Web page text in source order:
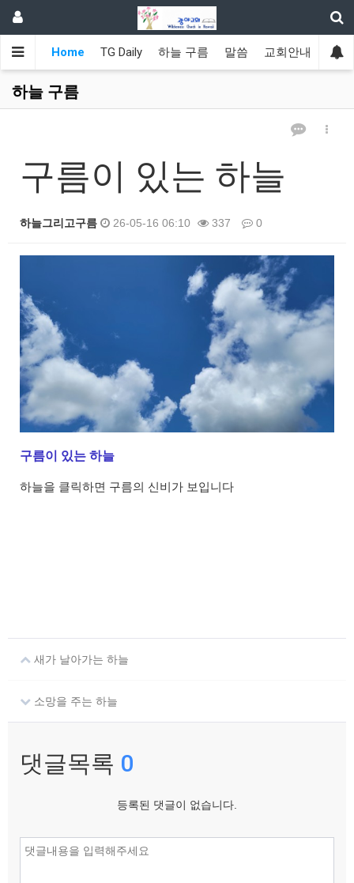
Home TG Daily 하늘 구름 말씀 교회안내 광
하늘 구름
구름이 있는 하늘
하늘그리고구름 26-05-16 06:10 337 0
구름이 있는 하늘
하늘을 클릭하면 구름의 신비가 보입니다
새가 날아가는 하늘
소망을 주는 하늘
댓글목록 0
등록된 댓글이 없습니다.